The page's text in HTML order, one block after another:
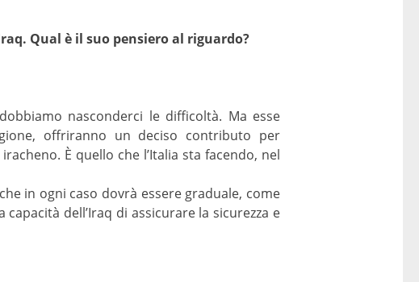
Qual è il suo pensiero al riguardo?
nasconderci le difficoltà. Ma esse
offriranno un deciso contributo per
È quello che l’Italia sta facendo, nel
in ogni caso dovrà essere graduale, come
dell’Iraq di assicurare la sicurezza e